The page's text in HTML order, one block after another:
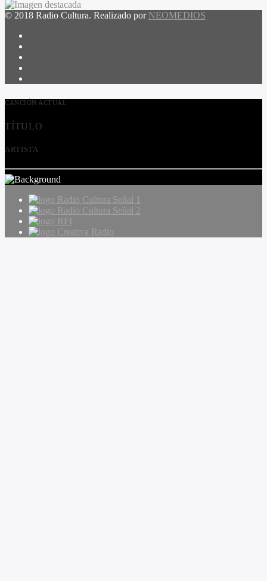
© 2018 Radio Cultura. Realizado por NEOMEDIOS
CANCIÓN ACTUAL
TÍTULO
ARTISTA
Radio Cultura Señal 1
Radio Cultura Señal 2
RFI
Creativa Radio